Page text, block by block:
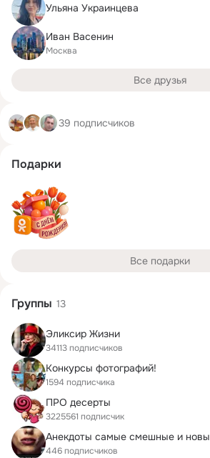
Ульяна Украинцева
Иван Васенин
Москва
Все друзья
39 подписчиков
Подарки
Все подарки
Группы 13
Эликсир Жизни
34113 подписчиков
Конкурсы фотографий!
1594 подписчика
ПРО десерты
3225561 подписчик
Анекдоты самые смешные и
446 подписчиков